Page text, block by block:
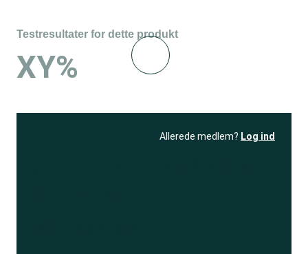
Testresultater for dette produkt
XY%
Allerede medlem? Log ind